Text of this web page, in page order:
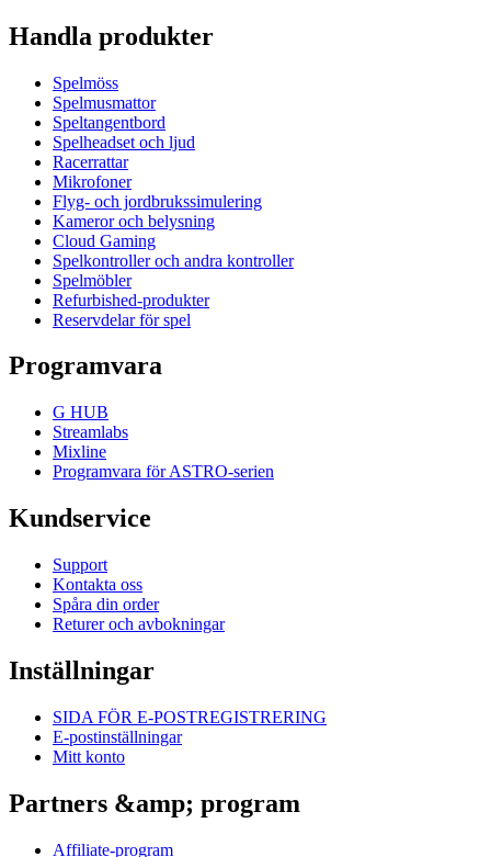
Handla produkter
Spelmöss
Spelmusmattor
Speltangentbord
Spelheadset och ljud
Racerrattar
Mikrofoner
Flyg- och jordbrukssimulering
Kameror och belysning
Cloud Gaming
Spelkontroller och andra kontroller
Spelmöbler
Refurbished-produkter
Reservdelar för spel
Programvara
G HUB
Streamlabs
Mixline
Programvara för ASTRO-serien
Kundservice
Support
Kontakta oss
Spåra din order
Returer och avbokningar
Inställningar
SIDA FÖR E-POSTREGISTRERING
E-postinställningar
Mitt konto
Partners &amp; program
Affiliate-program